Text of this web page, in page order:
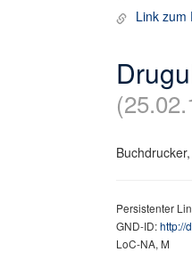
Link zum
Persistenter
GND-ID:http://
LoC-NA, M